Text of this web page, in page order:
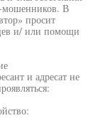
мошенников. В
просит
и/ или помощи
и адресат не